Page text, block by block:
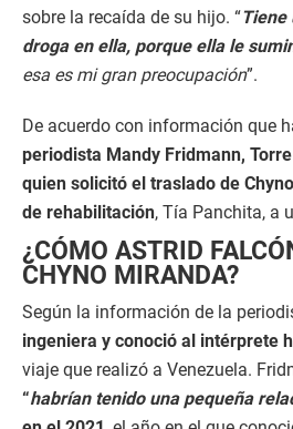
sobre la recaída de su hijo. “Tiene
droga en ella, porque ella le
esa es mi gran preocupación”.
De acuerdo con información que
periodista Mandy Fridmann,
quien solicitó el traslado de
de rehabilitación, Tía Panchita, a
¿CÓMO ASTRID
CHYNO MIRANDA?
Según la información de la
ingeniera y conoció al intérprete
viaje que realizó a Venezuela.
“habrían tenido una pequeña